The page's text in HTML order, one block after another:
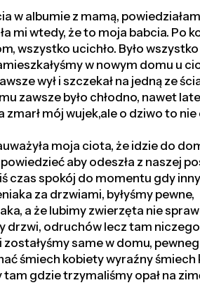
w albumie z mamą, powiedziałam
mi wtedy, że to moja babcia. Po
wszystko ucichło. Było
w nowym domu u
wył i szczekał na jedną ze
zawsze było chłodno, nawet
mój wujek,ale o dziwo to nie
moja ciota, że idzie do
aby odeszła z naszej
czas spokój do momentu gdy
za drzwiami, byłyśmy pewne,
a że lubimy zwierzęta nie
drzwi, odruchów lecz tam
zostałyśmy same w domu,
śmiech kobiety wyraźny
tam gdzie trzymaliśmy opał na